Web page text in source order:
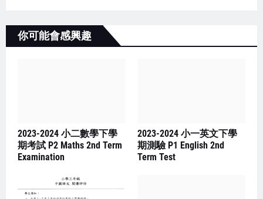
你可能會感興趣
2023-2024 小二數學下學
期考試 P2 Maths 2nd Term
Examination
2023-2024 小一英文下學
期測驗 P1 English 2nd
Term Test